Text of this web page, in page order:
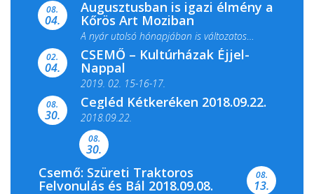
ismét megtelik ünnepi fénnyel és közös...
08.
04.
Augusztusban is igazi élmény a
Kőrös Art Moziban
A nyár utolsó hónapjában is változatos
filmkínálattal, családi...
02.
04.
CSEMŐ – Kultúrházak Éjjel-
Nappal
2019. 02. 15-16-17.
Színes és tartalmas programokkal várja a
Csemői Községi Könyvtár és...
08.
30.
Cegléd Kétkeréken 2018.09.22.
2018.09.22.
08.
30.
Csemő: Szüreti Traktoros
Felvonulás és Bál 2018.09.08.
08.
13.